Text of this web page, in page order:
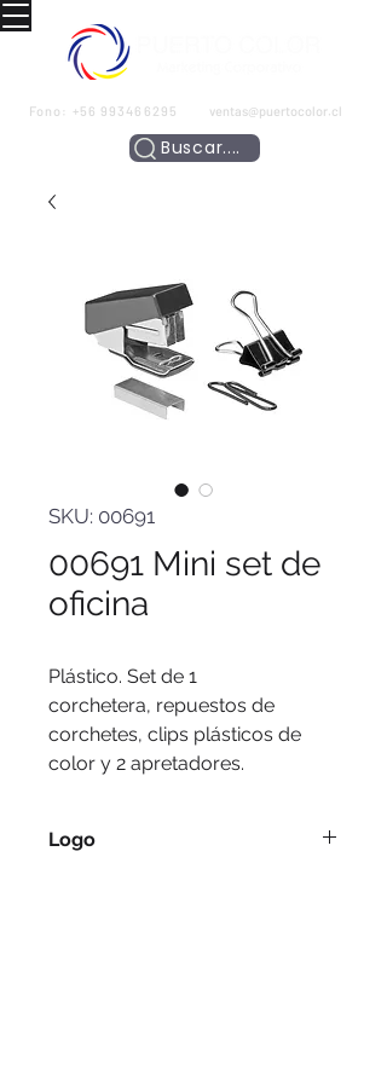
Fono: +56 993466295 ventas@puertocolor.cl
Buscar....
SKU: 00691
00691 Mini set de
oficina
Plástico. Set de 1
corchetera, repuestos de
corchetes, clips plásticos de
color y 2 apretadores.
Logo